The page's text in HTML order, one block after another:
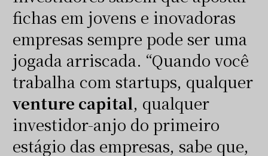
fichas em jovens e inovadoras
empresas sempre pode ser uma
jogada arriscada. “Quando você
trabalha com startups, qualquer
venture capital, qualquer
investidor-anjo do primeiro
estágio das empresas, sabe que,